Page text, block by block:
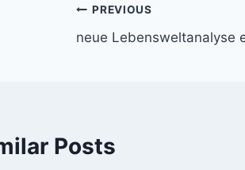
Post
navigation
PREVIOUS
neue Lebensweltanalyse
Posts